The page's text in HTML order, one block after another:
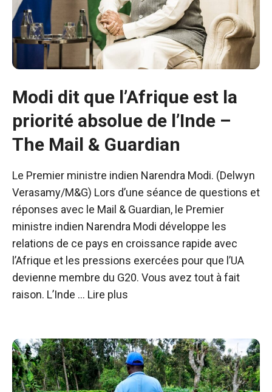
Modi dit que l’Afrique est la
priorité absolue de l’Inde –
The Mail & Guardian
Le Premier ministre indien Narendra Modi. (Delwyn
Verasamy/M&G) Lors d’une séance de questions et
réponses avec le Mail & Guardian, le Premier
ministre indien Narendra Modi développe les
relations de ce pays en croissance rapide avec
l’Afrique et les pressions exercées pour que l’UA
devienne membre du G20. Vous avez tout à fait
raison. L’Inde … Lire plus